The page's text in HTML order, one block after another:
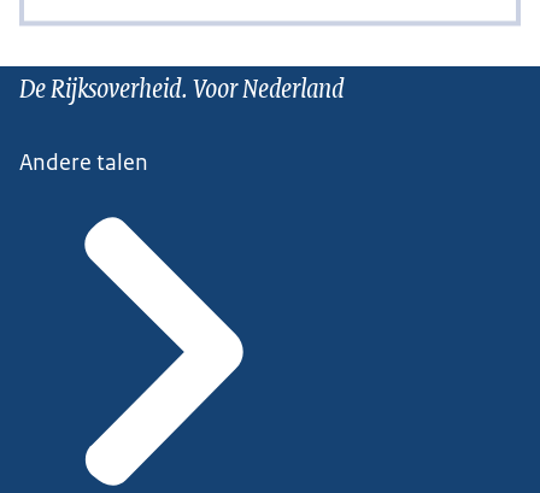
De Rijksoverheid. Voor Nederland
Andere talen